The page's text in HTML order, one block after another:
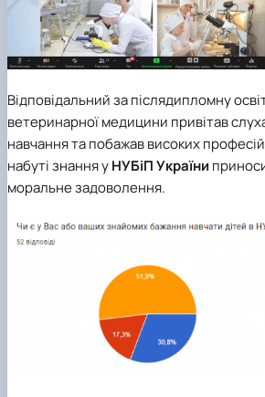
Відповідальний за післядипломну
ветеринарної медицини привітав
навчання та побажав високих
набуті знання уНУБіП України
моральне задоволення.